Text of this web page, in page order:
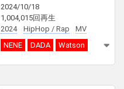
2024/10/18
1,004,015回再生
2024
HipHop / Rap
MV
NENE
DADA Watson